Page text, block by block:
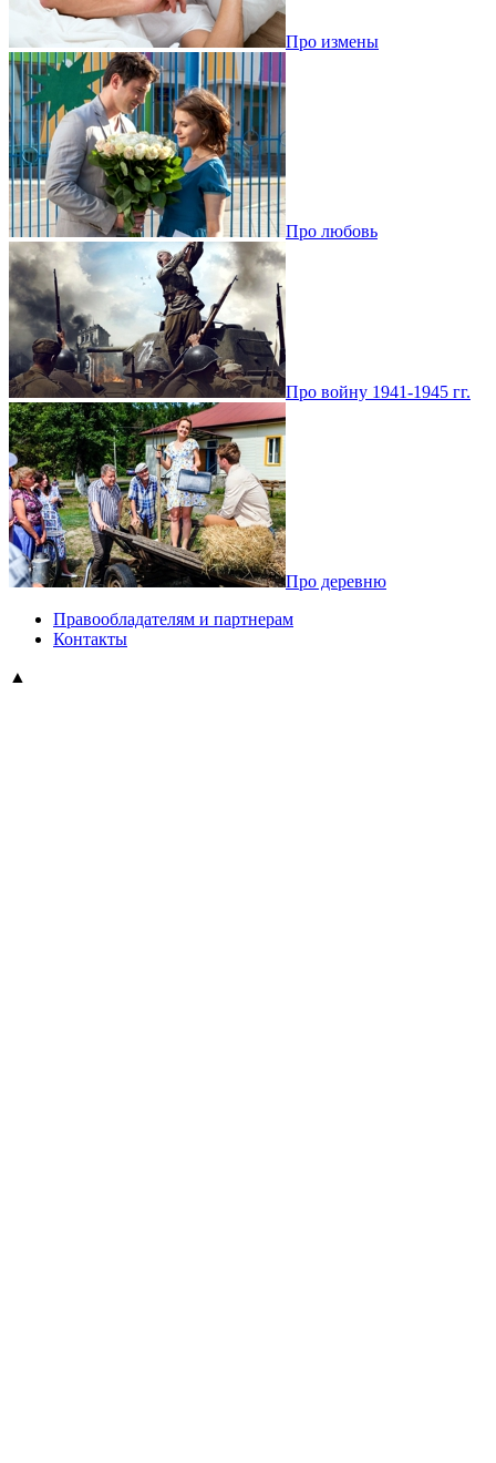
Про измены
Про любовь
Про войну 1941-1945 гг.
Про деревню
Правообладателям и партнерам
Контакты
▲